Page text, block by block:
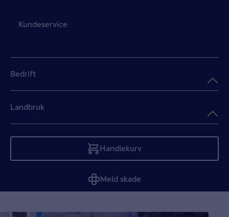
Kundeservice
Bedrift
Landbruk
Handlekurv
Tom
Meld skade